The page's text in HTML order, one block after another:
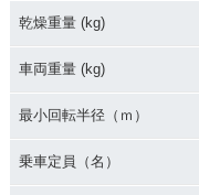
乾燥重量 (kg)
車両重量 (kg)
最小回転半径（ｍ）
乗車定員（名）